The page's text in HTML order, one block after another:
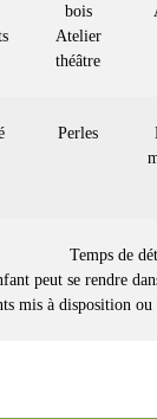
bois
Atelier
théâtre
Perles
Temps de
peut se rendre
mis à disposition ou